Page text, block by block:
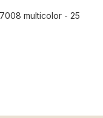
multicolor - 25
Preis: